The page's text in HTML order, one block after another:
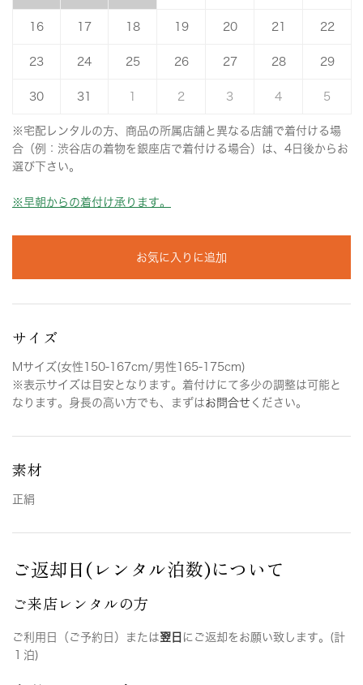
16 17 18 19 20 21 22
23 24 25 26 27 28 29
30 31 2 3 4 5
※宅配レンタルの方、商品の所属店舗と異なる店舗で着付ける場
合（例：渋谷店の着物を銀座店で着付ける場合）は、4日後からお
選び下さい。
※早朝からの着付け承ります。
お気に入りに追加
サイズ
Mサイズ(女性150-167cm/男性165-175cm)
※表示サイズは目安となります。着付けにて多少の調整は可能と
なります。身長の高い方でも、まずはお問合せ ください。
素材
正絹
ご返却日(レンタル泊数)について
ご来店レンタルの方
ご利用日（ご予約日）または翌日 にご返却をお願い致します。(計
１泊)